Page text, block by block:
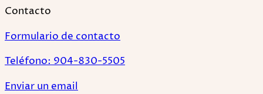
Contacto
Formulario de contacto
Teléfono: 904-830-5505
Enviar un email